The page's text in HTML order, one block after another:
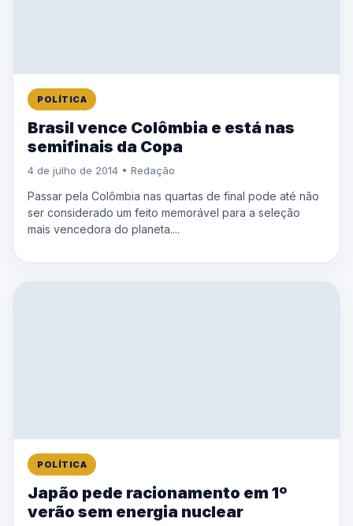
POLÍTICA
Brasil vence Colômbia e está nas
semifinais da Copa
4 de julho de 2014 • Redação
Passar pela Colômbia nas quartas de final pode até não
ser considerado um feito memorável para a seleção
mais vencedora do planeta....
POLÍTICA
Japão pede racionamento em 1º
verão sem energia nuclear